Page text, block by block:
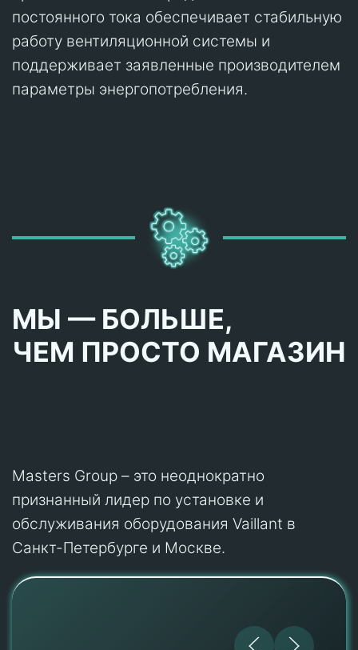
постоянного тока обеспечивает стабильную
работу вентиляционной системы и
поддерживает заявленные производителем
параметры энергопотребления.
МЫ — БОЛЬШЕ,
ЧЕМ ПРОСТО МАГАЗИН
Masters Group – это неоднократно
признанный лидер по установке и
обслуживания оборудования Vaillant в
Санкт-Петербурге и Москве.